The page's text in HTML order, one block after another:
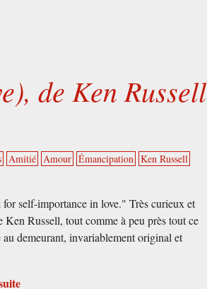
de Ken Russell
Amitié Amour Émancipation Ken Russell
self-importance in love." Très curieux et
Russell, tout comme à peu près tout ce
demeurant, invariablement original et